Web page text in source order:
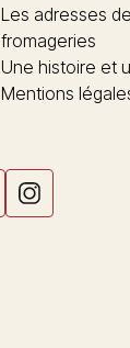
Les adresses
fromageries
Une histoire et
Mentions